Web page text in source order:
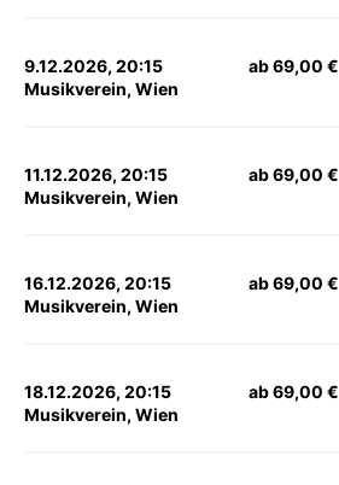
9.12.2026, 20:15
Musikverein, Wien
ab 69,00 €
11.12.2026, 20:15
Musikverein, Wien
ab 69,00 €
16.12.2026, 20:15
Musikverein, Wien
ab 69,00 €
18.12.2026, 20:15
Musikverein, Wien
ab 69,00 €